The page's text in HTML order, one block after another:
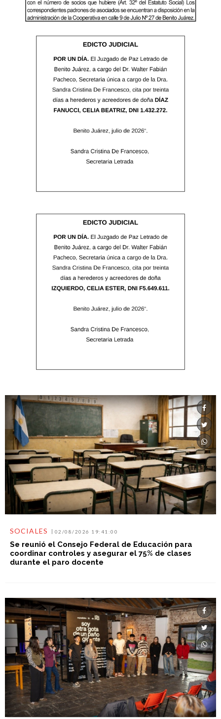
SOCIALES 02/08/2026 19:41:00
Se reunió el Consejo Federal de Educación para
coordinar controles y asegurar el 75% de clases
durante el paro docente